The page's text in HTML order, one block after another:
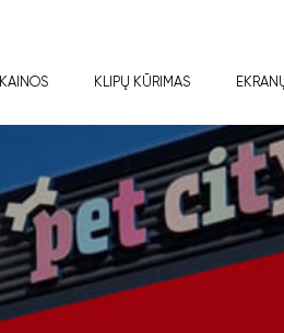
KAINOS KLIPŲ KŪRIMAS